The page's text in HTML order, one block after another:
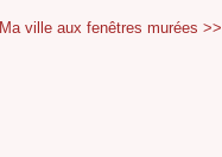
Ma ville aux fenêtres murées >>